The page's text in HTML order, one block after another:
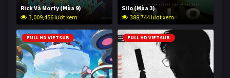
Rick Và Morty (Mùa 9)
3,009,456 lượt xem
Silo (Mùa 3)
388,744 lượt xem
FULL HD VIETSUB FULL HD VIETSUB